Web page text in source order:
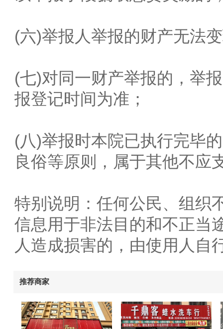
(六)举报人举报的财产无法
(七)对同一财产举报的，举
报登记时间为准；
(八)举报时本院已执行完毕
良俗等原则，属于其他不应
特别说明：任何公民、组织
信息用于非法目的和不正当
人造成损害的，由使用人自
推荐商家